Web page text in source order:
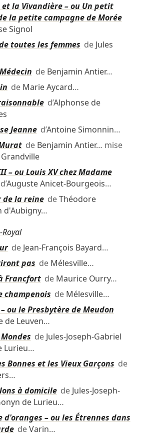
et la Vivandière – ou Un petit
la petite campagne de Morée
Signol
toutes les femmes de Jules
de Benjamin Antier…
de Marie Aycard…
d’Alphonse de
Jeanned’Antoine Simonnin…
de Benjamin Antier… mise
Grandville
– ou Louis XV chez Madame
Auguste Anicet-Bourgeois…
de la reinedeThéodore
d'Aubigny…
de Jean-François Bayard…
pas de Mélesville…
Francfortde Maurice Ourry…
champenois de Mélesville…
ou le Presbytère de Meudon
de Leuven…
de Jules-Joseph-Gabriel
Lurieu…
Bonnes et les Vieux Garçons de
…
à domicilede Jules-Joseph-
de Lurieu…
d'oranges – ou les Étrennes dans
deVarin…